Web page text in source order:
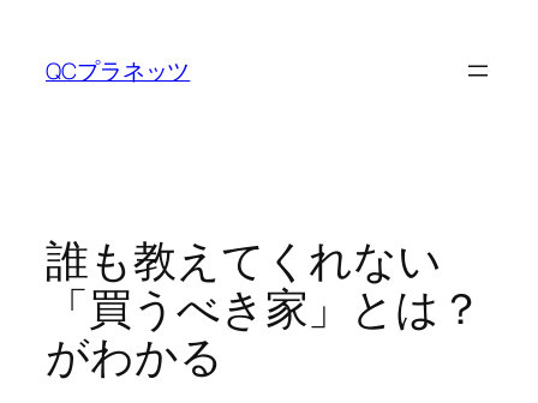
QCプラネッツ
誰も教えてくれない
「買うべき家」とは？
がわかる